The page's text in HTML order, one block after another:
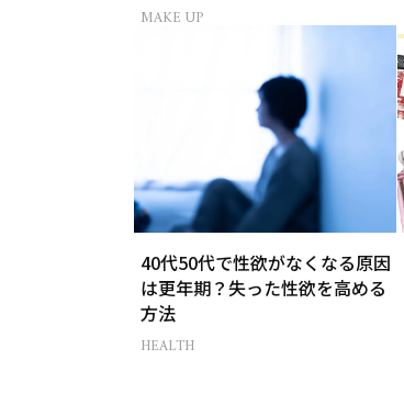
MAKE UP
40代50代で性欲がなくなる原因
は更年期？失った性欲を高める
方法
HEALTH